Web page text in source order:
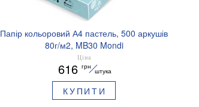
Папір кольоровий А4 пастель, 500 аркушів
80г/м2, MB30 Mondi
А4.80.NVP.MB30.500(блакитний)
Ціна
616 грн
штука
КУПИТИ